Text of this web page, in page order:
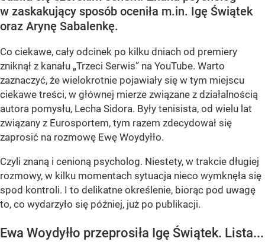
w zaskakujący sposób oceniła m.in. Igę Świątek
oraz Arynę Sabalenkę.
Co ciekawe, cały odcinek po kilku dniach od premiery
zniknął z kanału „Trzeci Serwis” na YouTube. Warto
zaznaczyć, że wielokrotnie pojawiały się w tym miejscu
ciekawe treści, w głównej mierze związane z działalnością
autora pomysłu, Lecha Sidora. Były tenisista, od wielu lat
związany z Eurosportem, tym razem zdecydował się
zaprosić na rozmowę Ewę Woydyłło.
Czyli znaną i cenioną psycholog. Niestety, w trakcie długiej
rozmowy, w kilku momentach sytuacja nieco wymknęła się
spod kontroli. I to delikatne określenie, biorąc pod uwagę
to, co wydarzyło się później, już po publikacji.
Ewa Woydyłło przeprosiła Igę Świątek. Lista...